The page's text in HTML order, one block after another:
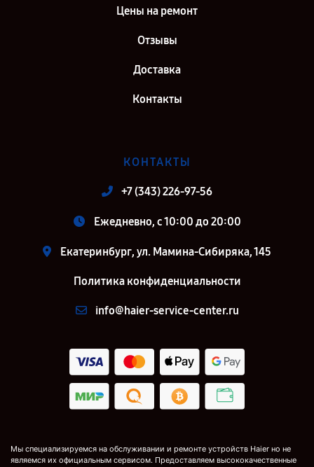
Цены на ремонт
Отзывы
Доставка
Контакты
КОНТАКТЫ
+7 (343) 226-97-56
Ежедневно, с 10:00 до 20:00
Екатеринбург, ул. Мамина-Сибиряка, 145
Политика конфиденциальности
info@haier-service-center.ru
Мы специализируемся на обслуживании и ремонте устройств Haier но не
являемся их официальным сервисом. Предоставляем высококачественные